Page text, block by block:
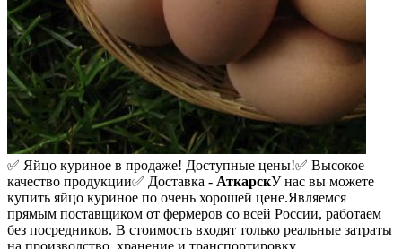
✅ Яйцо куриное в продаже! Доступные цены!✅ Высокое
качество продукции✅ Доставка - АткарскУ нас вы можете
купить яйцо куриное по очень хорошей цене.Являемся
прямым поставщиком от фермеров со всей России, работаем
без посредников. В стоимость входят только реальные затраты
на производство, хранение и транспортировку.